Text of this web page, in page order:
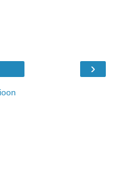
›